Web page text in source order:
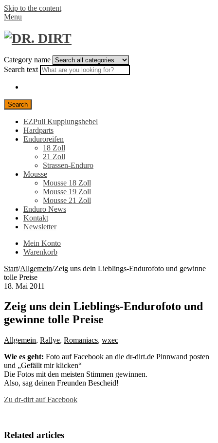
Skip to the content
Menu
Category name
Search text
Search
EZPull Kupplungshebel
Hardparts
Enduroreifen
18 Zoll
21 Zoll
Strassen-Enduro
Mousse
Mousse 18 Zoll
Mousse 19 Zoll
Mousse 21 Zoll
Enduro News
Kontakt
Newsletter
Mein Konto
Warenkorb
Start/Allgemein/Zeig uns dein Lieblings-Endurofoto und gewinne
tolle Preise
18. Mai 2011
Zeig uns dein Lieblings-Endurofoto und
gewinne tolle Preise
Allgemein, Rallye, Romaniacs, wxec
Wie es geht: Foto auf Facebook an die dr-dirt.de Pinnwand posten
und „Gefällt mir klicken“
Die Fotos mit den meisten Stimmen gewinnen.
Also, sag deinen Freunden Bescheid!
Zu dr-dirt auf Facebook
Related articles